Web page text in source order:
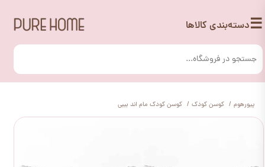
☰دسته‌بندی کالاها
پیورهوم کوسن کودک کوسن کودک مام اند بیبی